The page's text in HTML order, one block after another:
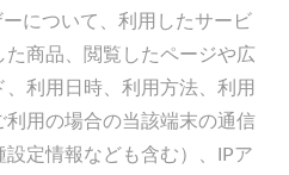
について、利用したサービ
商品、閲覧したページや広
利用日時、利用方法、利用
用の場合の当該端末の通信
定情報なども含む）、IPア